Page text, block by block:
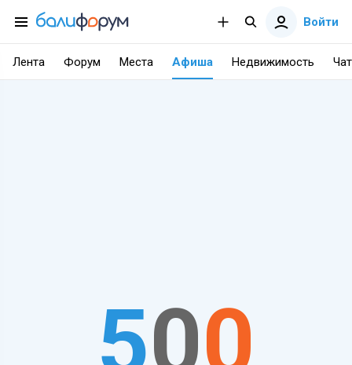
Войти
Лента Форум Места Афиша Недвижимость Чат
500